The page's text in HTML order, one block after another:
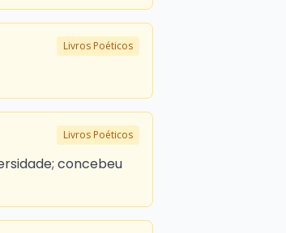
Livros Poéticos
Livros Poéticos
concebeu